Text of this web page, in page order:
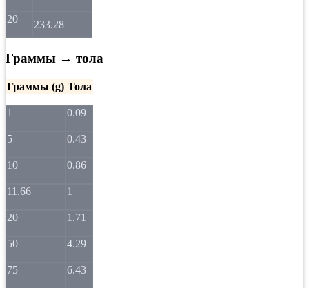
20 233.28
Граммы → тола
Граммы (g) Тола
1 0.09
5 0.43
10 0.86
11.66 1
20 1.71
50 4.29
75 6.43